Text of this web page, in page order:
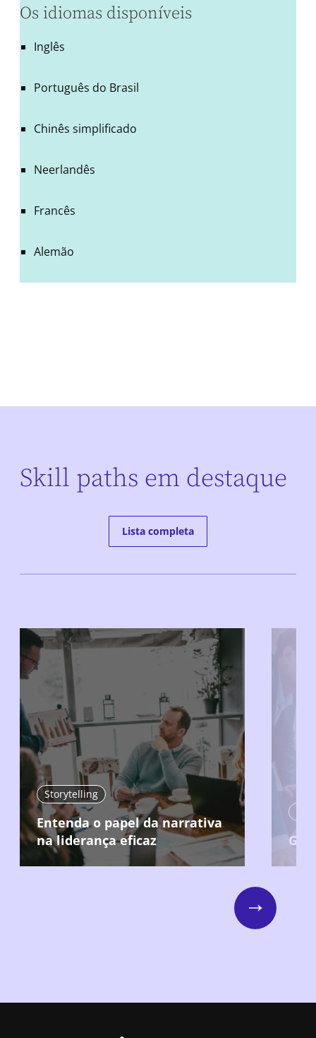
Os idiomas disponíveis
Inglês
Português do Brasil
Chinês simplificado
Neerlandês
Francês
Alemão
Skill paths em destaque
Lista completa
Storytelling
Entenda o papel da narrativa
na liderança eficaz
Next